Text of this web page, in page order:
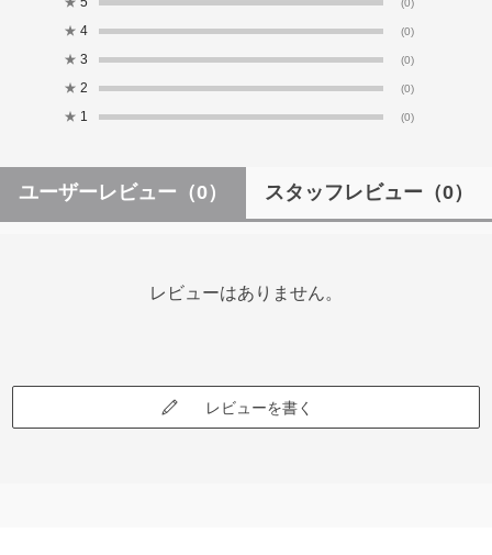
★ 4 (0)
★ 3 (0)
★ 2 (0)
★ 1 (0)
ユーザーレビュー （0） スタッフレビュー （0）
レビューはありません。
レビューを書く